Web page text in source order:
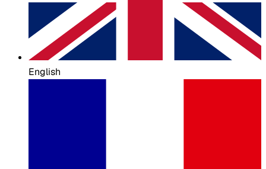
English